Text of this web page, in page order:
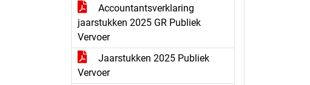
Accountantsverklaring
jaarstukken 2025 GR Publiek
Vervoer
Jaarstukken 2025 Publiek
Vervoer